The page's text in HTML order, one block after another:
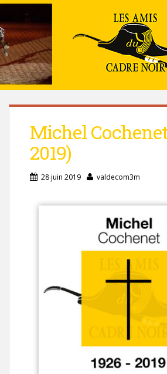
Michel
2019)
28 juin 2019 valdecom3m